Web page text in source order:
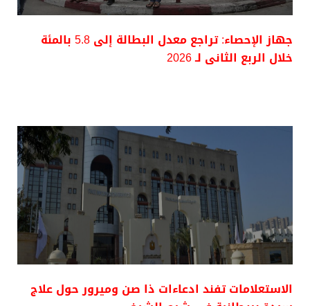
جهاز الإحصاء: تراجع معدل البطالة إلى 5.8 بالمئة
خلال الربع الثانى لـ 2026
الاستعلامات تفند ادعاءات ذا صن وميرور حول علاج